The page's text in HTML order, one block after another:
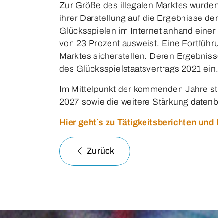
Zur Größe des illegalen Marktes
ihrer Darstellung auf die Ergebnisse
Glücksspielen im Internet anhand
von 23 Prozent ausweist. Eine
Marktes sicherstellen. Deren
des Glücksspielstaatsvertrags 2021 ein.
Im Mittelpunkt der kommenden Jahre
2027 sowie die weitere Stärkung
Hier geht´s zu Tätigkeitsberichten
Zurück